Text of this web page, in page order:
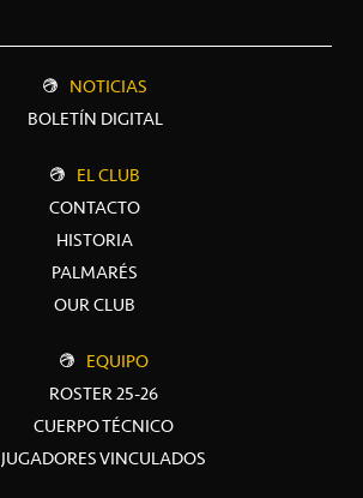
NOTICIAS
BOLETÍN DIGITAL
EL CLUB
CONTACTO
HISTORIA
PALMARÉS
OUR CLUB
EQUIPO
ROSTER 25-26
CUERPO TÉCNICO
JUGADORES VINCULADOS